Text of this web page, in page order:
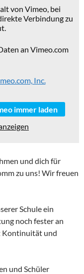
von Vimeo, bei
Verbindung zu
an Vimeo.com
Inc.
immer laden
und dich für
zu uns! Wir freuen
Schule ein
noch fester an
Kontinuität und
und Schüler